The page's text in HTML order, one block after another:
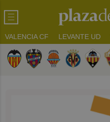
VALENCIA CF LEVANTE UD